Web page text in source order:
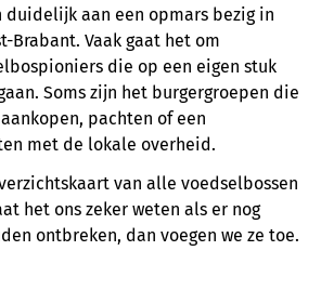
duidelijk aan een opmars bezig in
Brabant. Vaak gaat het om
die op een eigen stuk
Soms zijn het burgergroepen die
pachten of een
met de lokale overheid.
van alle voedselbossen
het ons zeker weten als er nog
ontbreken, dan voegen we ze toe.